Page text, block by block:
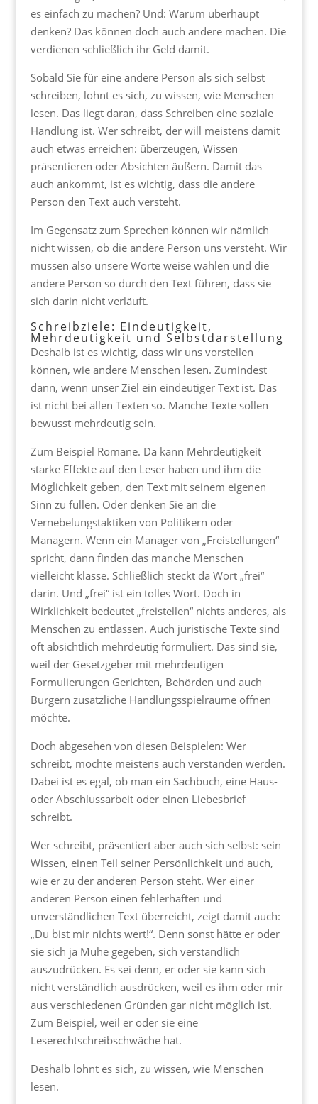
es einfach zu machen? Und: Warum überhaupt
denken? Das können doch auch andere machen. Die
verdienen schließlich ihr Geld damit.
Sobald Sie für eine andere Person als sich selbst
schreiben, lohnt es sich, zu wissen, wie Menschen
lesen. Das liegt daran, dass Schreiben eine soziale
Handlung ist. Wer schreibt, der will meistens damit
auch etwas erreichen: überzeugen, Wissen
präsentieren oder Absichten äußern. Damit das
auch ankommt, ist es wichtig, dass die andere
Person den Text auch versteht.
Im Gegensatz zum Sprechen können wir nämlich
nicht wissen, ob die andere Person uns versteht. Wir
müssen also unsere Worte weise wählen und die
andere Person so durch den Text führen, dass sie
sich darin nicht verläuft.
Schreibziele: Eindeutigkeit,
Mehrdeutigkeit und Selbstdarstellung
Deshalb ist es wichtig, dass wir uns vorstellen
können, wie andere Menschen lesen. Zumindest
dann, wenn unser Ziel ein eindeutiger Text ist. Das
ist nicht bei allen Texten so. Manche Texte sollen
bewusst mehrdeutig sein.
Zum Beispiel Romane. Da kann Mehrdeutigkeit
starke Effekte auf den Leser haben und ihm die
Möglichkeit geben, den Text mit seinem eigenen
Sinn zu füllen. Oder denken Sie an die
Vernebelungstaktiken von Politikern oder
Managern. Wenn ein Manager von „Freistellungen“
spricht, dann finden das manche Menschen
vielleicht klasse. Schließlich steckt da Wort „frei“
darin. Und „frei“ ist ein tolles Wort. Doch in
Wirklichkeit bedeutet „freistellen“ nichts anderes, als
Menschen zu entlassen. Auch juristische Texte sind
oft absichtlich mehrdeutig formuliert. Das sind sie,
weil der Gesetzgeber mit mehrdeutigen
Formulierungen Gerichten, Behörden und auch
Bürgern zusätzliche Handlungsspielräume öffnen
möchte.
Doch abgesehen von diesen Beispielen: Wer
schreibt, möchte meistens auch verstanden werden.
Dabei ist es egal, ob man ein Sachbuch, eine Haus-
oder Abschlussarbeit oder einen Liebesbrief
schreibt.
Wer schreibt, präsentiert aber auch sich selbst: sein
Wissen, einen Teil seiner Persönlichkeit und auch,
wie er zu der anderen Person steht. Wer einer
anderen Person einen fehlerhaften und
unverständlichen Text überreicht, zeigt damit auch:
„Du bist mir nichts wert!“. Denn sonst hätte er oder
sie sich ja Mühe gegeben, sich verständlich
auszudrücken. Es sei denn, er oder sie kann sich
nicht verständlich ausdrücken, weil es ihm oder mir
aus verschiedenen Gründen gar nicht möglich ist.
Zum Beispiel, weil er oder sie eine
Leserechtschreibschwäche hat.
Deshalb lohnt es sich, zu wissen, wie Menschen
lesen.